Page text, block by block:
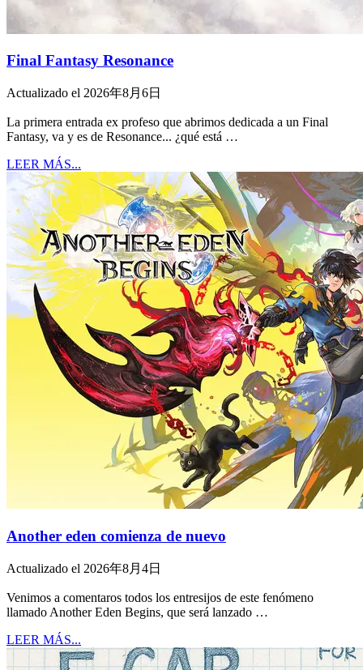
Final Fantasy Resonance
Actualizado el 2026年8月6日
La primera entrada ex profeso que abrimos dedicada a un Final
Fantasy, va y es de Resonance... ¿qué está …
LEER MÁS...
Another eden comienza de nuevo
Actualizado el 2026年8月4日
Venimos a comentaros todos los entresijos de este fenómeno
llamado Another Eden Begins, que será lanzado …
LEER MÁS...